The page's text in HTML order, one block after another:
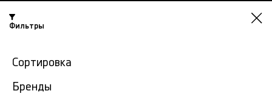
Омск
-15% на ткани по промокоду NY15
Главная Джинсовая ткань
Фильтры
Сортировка
Бренды